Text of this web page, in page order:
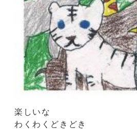
楽しいな
わくわくどきどき